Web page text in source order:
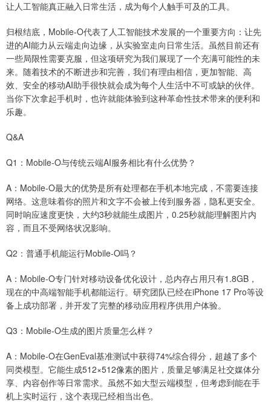
让人工智能真正融入日常生活，成为每个人触手可及的工具。
归根结底，Mobile-O代表了人工智能技术发展的一个重要方向：让先
进的AI能力从云端走向边缘，从实验室走向日常生活。虽然目前还有
一些局限性需要克服，但这项研究为我们展现了一个充满可能性的未
来。随着技术的不断进步和完善，我们有理由相信，更加智能、高
效、安全的移动AI助手很快就会成为每个人生活中不可或缺的伙伴。
当你下次拿起手机时，也许就能体验到这种革命性技术带来的便利和
乐趣。
Q&A
Q1：Mobile-O与传统云端AI服务相比有什么优势？
A：Mobile-O最大的优势是所有处理都在手机本地完成，不需要连接
网络。这意味着你的照片和文字不会被上传到服务器，隐私更安全。
同时响应速度更快，大约3秒就能生成图片，0.25秒就能理解图片内
容，而且不受网络状况影响。
Q2：普通手机能运行Mobile-O吗？
A：Mobile-O专门针对移动设备优化设计，总内存占用只有1.8GB，
现在的中高端智能手机都能运行。研究团队已经在iPhone 17 Pro等设
备上成功部署，并开发了完整的移动应用程序供用户体验。
Q3：Mobile-O生成的图片质量怎么样？
A：Mobile-O在GenEval基准测试中获得74%综合得分，超越了多个
同类模型。它能生成512×512像素的图片，质量足够满足社交媒体分
享、内容创作等日常需求。虽然不如大型云端模型，但考虑到能在手
机上实时运行，这个表现已经相当出色。